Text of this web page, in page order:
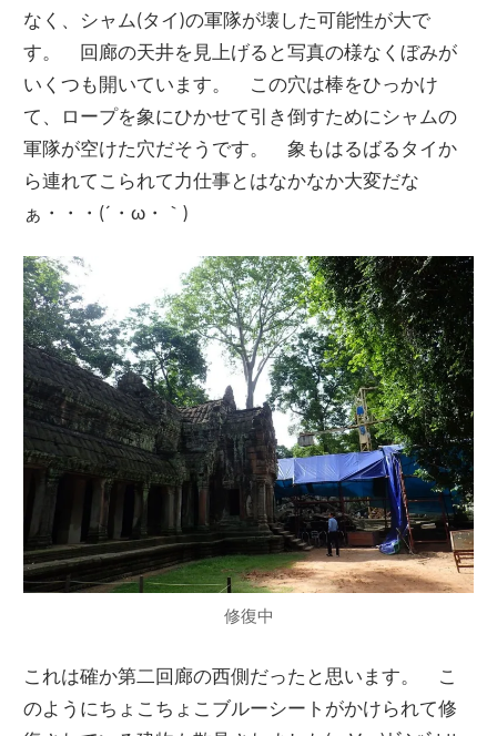
なく、シャム(タイ)の軍隊が壊した可能性が大で
す。 回廊の天井を見上げると写真の様なくぼみが
いくつも開いています。 この穴は棒をひっかけ
て、ロープを象にひかせて引き倒すためにシャムの
軍隊が空けた穴だそうです。 象もはるばるタイか
ら連れてこられて力仕事とはなかなか大変だな
ぁ・・・(´・ω・｀)
修復中
これは確か第二回廊の西側だったと思います。 こ
のようにちょこちょこブルーシートがかけられて修